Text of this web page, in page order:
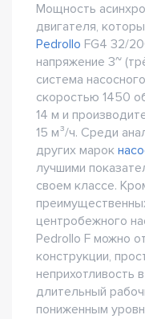
Мощность
двигателя,
Pedrollo FG4 32/
напряжение 3~
система
скоростью 1450
14 м и
15 м³/ч. Среди
других марок
лучшими
своем классе.
центробежного
Pedrollo F можно
конструкции,
неприхотливость
длительный
пониженным